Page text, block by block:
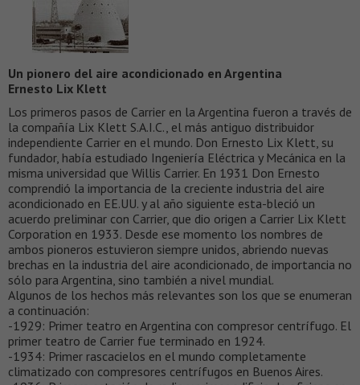
Un pionero del aire acondicionado en Argentina
Ernesto Lix Klett
Los primeros pasos de Carrier en la Argentina fueron a través de
la compañía Lix Klett S.A.I.C., el más antiguo distribuidor
independiente Carrier en el mundo. Don Ernesto Lix Klett, su
fundador, había estudiado Ingeniería Eléctrica y Mecánica en la
misma universidad que Willis Carrier. En 1931 Don Ernesto
comprendió la importancia de la creciente industria del aire
acondicionado en EE.UU. y al año siguiente esta-bleció un
acuerdo preliminar con Carrier, que dio origen a Carrier Lix Klett
Corporation en 1933. Desde ese momento los nombres de
ambos pioneros estuvieron siempre unidos, abriendo nuevas
brechas en la industria del aire acondicionado, de importancia no
sólo para Argentina, sino también a nivel mundial.
Algunos de los hechos más relevantes son los que se enumeran
a continuación:
-1929: Primer teatro en Argentina con compresor centrífugo. El
primer teatro de Carrier fue terminado en 1924.
-1934: Primer rascacielos en el mundo completamente
climatizado con compresores centrífugos en Buenos Aires.